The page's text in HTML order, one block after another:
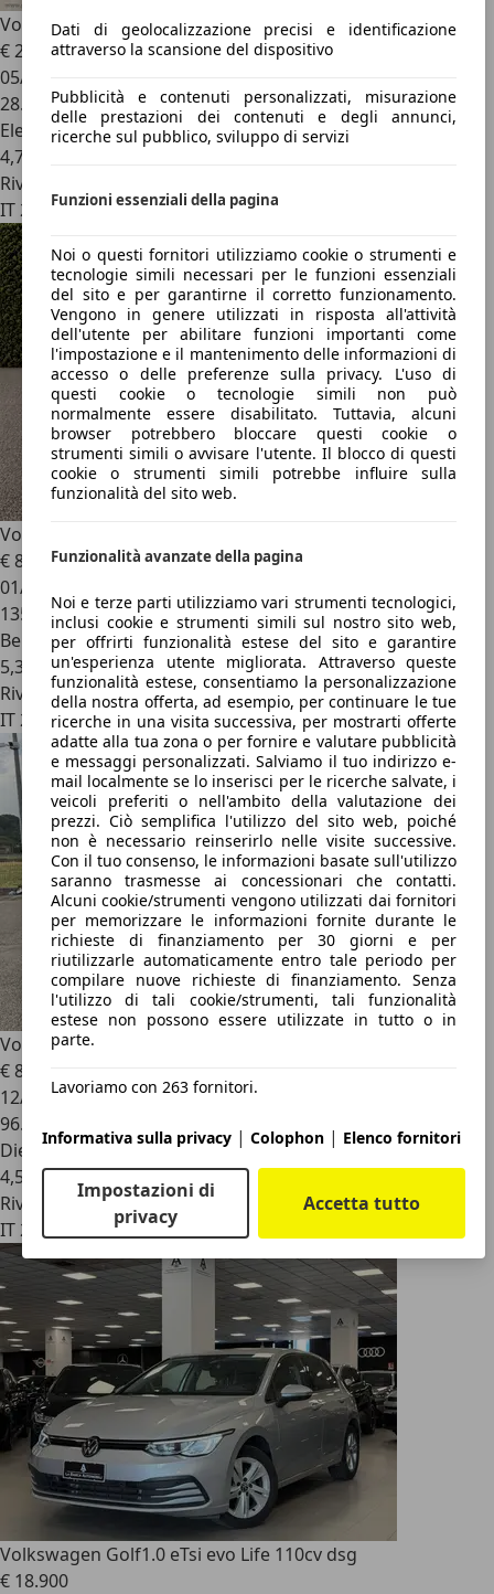
Dati di geolocalizzazione precisi e identificazione
attraverso la scansione del dispositivo
Pubblicità e contenuti personalizzati, misurazione
delle prestazioni dei contenuti e degli annunci,
ricerche sul pubblico, sviluppo di servizi
Funzioni essenziali della pagina
Noi o questi fornitori utilizziamo cookie o strumenti e
tecnologie simili necessari per le funzioni essenziali
del sito e per garantirne il corretto funzionamento.
Vengono in genere utilizzati in risposta all'attività
dell'utente per abilitare funzioni importanti come
l'impostazione e il mantenimento delle informazioni di
accesso o delle preferenze sulla privacy. L'uso di
questi cookie o tecnologie simili non può
normalmente essere disabilitato. Tuttavia, alcuni
browser potrebbero bloccare questi cookie o
strumenti simili o avvisare l'utente. Il blocco di questi
cookie o strumenti simili potrebbe influire sulla
funzionalità del sito web.
Funzionalità avanzate della pagina
Noi e terze parti utilizziamo vari strumenti tecnologici,
inclusi cookie e strumenti simili sul nostro sito web,
per offrirti funzionalità estese del sito e garantire
un'esperienza utente migliorata. Attraverso queste
funzionalità estese, consentiamo la personalizzazione
della nostra offerta, ad esempio, per continuare le tue
ricerche in una visita successiva, per mostrarti offerte
adatte alla tua zona o per fornire e valutare pubblicità
e messaggi personalizzati. Salviamo il tuo indirizzo e-
mail localmente se lo inserisci per le ricerche salvate, i
veicoli preferiti o nell'ambito della valutazione dei
prezzi. Ciò semplifica l'utilizzo del sito web, poiché
non è necessario reinserirlo nelle visite successive.
Con il tuo consenso, le informazioni basate sull'utilizzo
saranno trasmesse ai concessionari che contatti.
Alcuni cookie/strumenti vengono utilizzati dai fornitori
per memorizzare le informazioni fornite durante le
richieste di finanziamento per 30 giorni e per
riutilizzarle automaticamente entro tale periodo per
compilare nuove richieste di finanziamento. Senza
l'utilizzo di tali cookie/strumenti, tali funzionalità
estese non possono essere utilizzate in tutto o in
parte.
Lavoriamo con 263 fornitori.
Informativa sulla privacy | Colophon | Elenco fornitori
Impostazioni di
privacy
Accetta tutto
Volkswagen Golf1.5 eTSI 130 CV EVO DSG Style
€ 22.500
05/2023
28.500 km
Elettrica/Benzina
4,7 l/100 km (comb.)
Rivenditore
IT 28922
Volkswagen Golf
€ 8.200
01/2014
135.000 km
Benzina
5,3 l/100 km (comb.)
Rivenditore
IT 28100
Volkswagen Golf
€ 8.000
12/2012
96.785 km
Diesel
4,5 l/100 km (comb.)
Rivenditore
IT 28014
Volkswagen Golf1.0 eTsi evo Life 110cv dsg
€ 18.900